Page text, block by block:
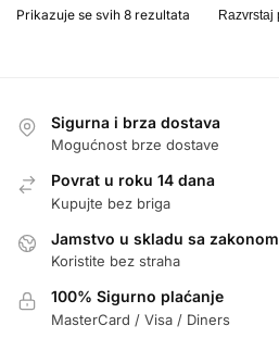
Prikazuje se svih 8 rezultata
Sigurna i brza dostava
Mogućnost brze dostave
Povrat u roku 14 dana
Kupujte bez briga
Jamstvo u skladu sa zakonom
Koristite bez straha
100% Sigurno plaćanje
MasterCard / Visa / Diners